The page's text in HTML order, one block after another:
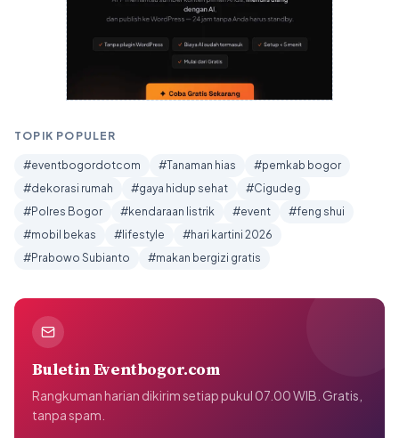
TOPIK POPULER
#eventbogordotcom #Tanaman hias
#pemkab bogor
#dekorasi rumah
#gaya hidup sehat
#Cigudeg
#Polres Bogor
#kendaraan listrik #event
#feng shui
#mobil bekas
#lifestyle
#hari kartini 2026
#Prabowo Subianto
#makan bergizi gratis
Buletin Eventbogor.com
Rangkuman harian dikirim setiap pukul 07.00 WIB. Gratis,
tanpa spam.